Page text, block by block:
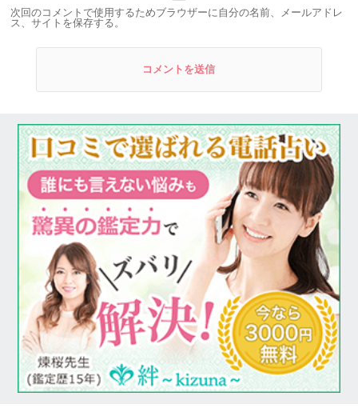
次回のコメントで使用するためブラウザーに自分の名前、メールアドレ
ス、サイトを保存する。